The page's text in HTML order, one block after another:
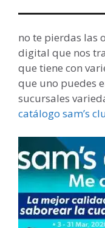
no te pierdas las
digital que nos
que tiene con
que uno puedes
sucursales
catálogo sam’s